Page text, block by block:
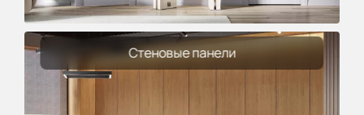
Стеновые панели